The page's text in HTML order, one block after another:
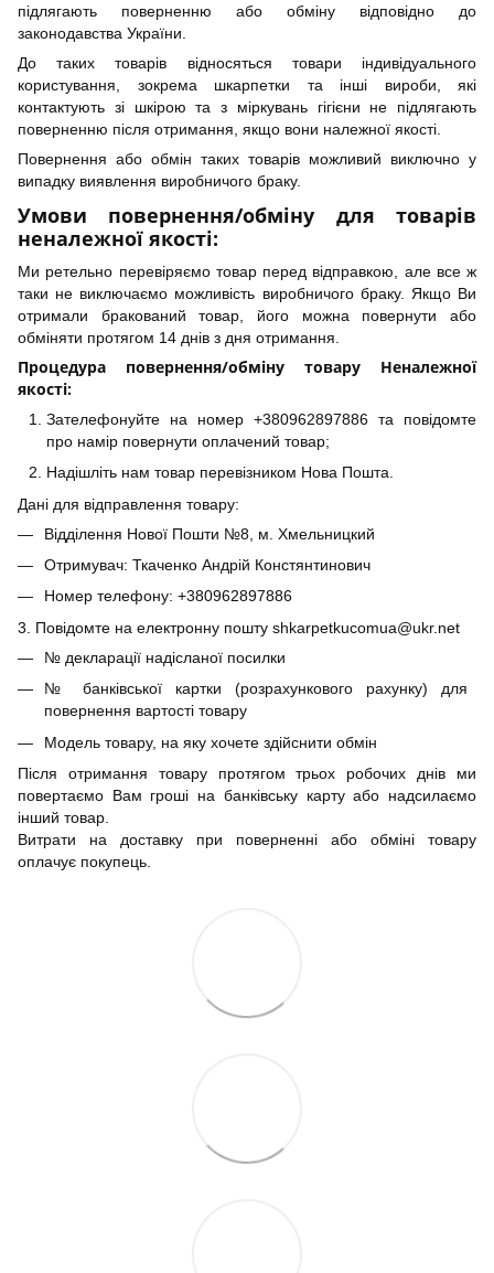
підлягають поверненню або обміну відповідно до
законодавства України.
До таких товарів відносяться товари індивідуального
користування, зокрема шкарпетки та інші вироби, які
контактують зі шкірою та з міркувань гігієни не підлягають
поверненню після отримання, якщо вони належної якості.
Повернення або обмін таких товарів можливий виключно у
випадку виявлення виробничого браку.
Умови повернення/обміну для товарів
неналежної якості:
Ми ретельно перевіряємо товар перед відправкою, але все ж
таки не виключаємо можливість виробничого браку. Якщо Ви
отримали бракований товар, його можна повернути або
обміняти протягом 14 днів з дня отримання.
Процедура повернення/обміну товару Неналежної
якості:
Зателефонуйте на номер +380962897886 та повідомте
про намір повернути оплачений товар;
Надішліть нам товар перевізником Нова Пошта.
Дані для відправлення товару:
Відділення Нової Пошти №8, м. Хмельницкий
Отримувач: Ткаченко Андрій Констянтинович
Номер телефону: +380962897886
3. Повідомте на електронну пошту shkarpetkucomua@ukr.net
№ декларації надісланої посилки
№ банківської картки (розрахункового рахунку) для
повернення вартості товару
Модель товару, на яку хочете здійснити обмін
Після отримання товару протягом трьох робочих днів ми
повертаємо Вам гроші на банківську карту або надсилаємо
інший товар.
Витрати на доставку при поверненні або обміні товару
оплачує покупець.